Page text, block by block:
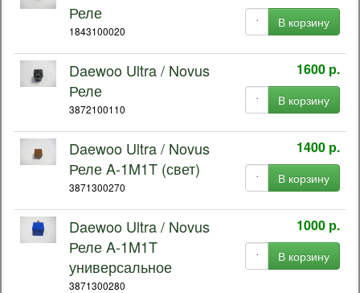
Реле
1843100020
В корзину
Daewoo Ultra / Novus
Реле
3872100110
1600 р.
В корзину
Daewoo Ultra / Novus
Реле A-1M1T (свет)
3871300270
1400 р.
В корзину
Daewoo Ultra / Novus
Реле A-1M1T
универсальное
3871300280
1000 р.
В корзину